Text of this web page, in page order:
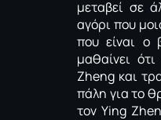
μεταβεί σε
αγόρι που
που είναι ο
μαθαίνει
Zheng και
πάλη για το
τον Ying